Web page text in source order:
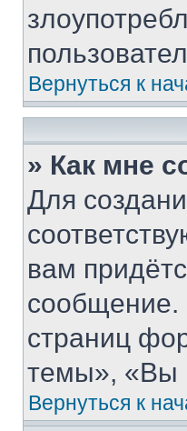
Вернуться к
» Как мне
Для
вам
сообщение.
страниц
темы», «Вы
Вернуться к